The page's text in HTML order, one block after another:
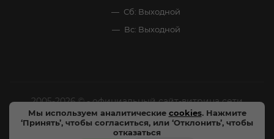
Мы используем аналитические cookies. Нажмите
‘Принять’, чтобы согласиться, или ‘Отклонить’, чтобы
отказаться
Сб: Выходной
Вс: Выходной
2005-2026 © - официальный сайт-витрина сети
специализированных напитков "Калейдоскоп Напитков
Мира". Все права защищены.